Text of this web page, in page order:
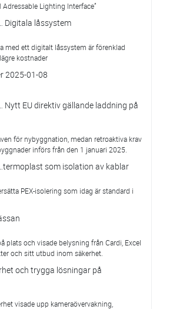
Adressable Lighting Interface”
Digitala låssystem
med ett digitalt låssystem är förenklad
kostnader
2025-01-08
EU direktiv gällande laddning på
för nybyggnation, medan retroaktiva krav
införs från den 1 januari 2025.
som isolation av kablar
PEX-isolering som idag är standard i
plats och visade belysning från Cardi, Excel
och sitt utbud inom säkerhet.
och trygga lösningar på
visade upp kameraövervakning,